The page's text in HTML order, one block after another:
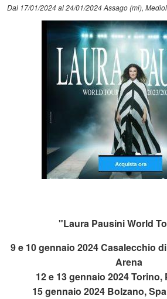
Dal 17/01/2024 al 24/01/2024 Assago (mi),
"Laura Pausini World
9 e 10 gennaio 2024 Casalecchio
Arena
12 e 13 gennaio 2024
15 gennaio 2024 Bolzano,